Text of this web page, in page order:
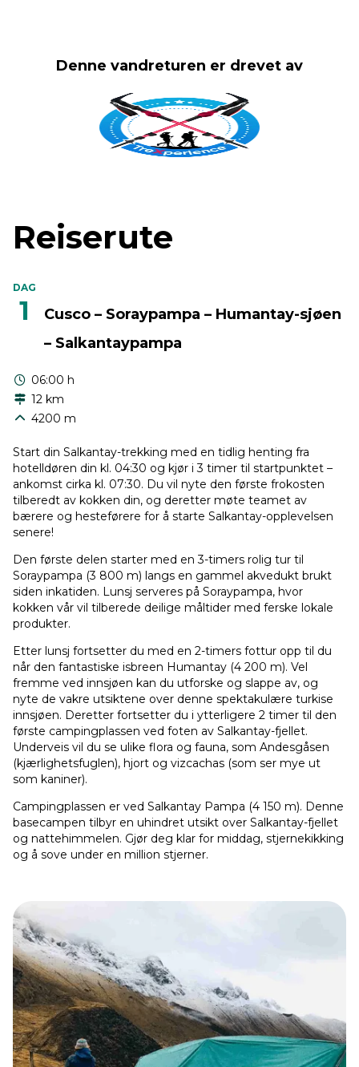
Denne vandreturen er drevet av
Reiserute
DAG
1
Cusco – Soraypampa – Humantay-sjøen
– Salkantaypampa
06:00 h
12 km
4200 m
Start din Salkantay-trekking med en tidlig henting fra
hotelldøren din kl. 04:30 og kjør i 3 timer til startpunktet –
ankomst cirka kl. 07:30. Du vil nyte den første frokosten
tilberedt av kokken din, og deretter møte teamet av
bærere og hesteførere for å starte Salkantay-opplevelsen
senere!
Den første delen starter med en 3-timers rolig tur til
Soraypampa (3 800 m) langs en gammel akvedukt brukt
siden inkatiden. Lunsj serveres på Soraypampa, hvor
kokken vår vil tilberede deilige måltider med ferske lokale
produkter.
Etter lunsj fortsetter du med en 2-timers fottur opp til du
når den fantastiske isbreen Humantay (4 200 m). Vel
fremme ved innsjøen kan du utforske og slappe av, og
nyte de vakre utsiktene over denne spektakulære turkise
innsjøen. Deretter fortsetter du i ytterligere 2 timer til den
første campingplassen ved foten av Salkantay-fjellet.
Underveis vil du se ulike flora og fauna, som Andesgåsen
(kjærlighetsfuglen), hjort og vizcachas (som ser mye ut
som kaniner).
Campingplassen er ved Salkantay Pampa (4 150 m). Denne
basecampen tilbyr en uhindret utsikt over Salkantay-fjellet
og nattehimmelen. Gjør deg klar for middag, stjernekikking
og å sove under en million stjerner.